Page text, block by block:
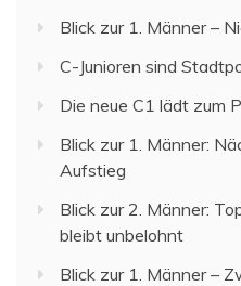
Blick zur 1. Männer –
C-Junioren sind
Die neue C1 lädt zum
Blick zur 1. Männer:
Aufstieg
Blick zur 2. Männer:
bleibt unbelohnt
Blick zur 1. Männer –